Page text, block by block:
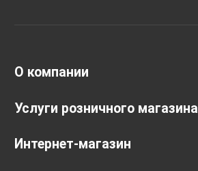
О компании
Услуги розничного магазина
Интернет-магазин